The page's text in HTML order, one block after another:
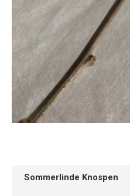
Sommerlinde Knospen